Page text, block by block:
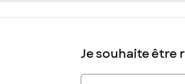
Je souhaite être
Indiquez votre nom